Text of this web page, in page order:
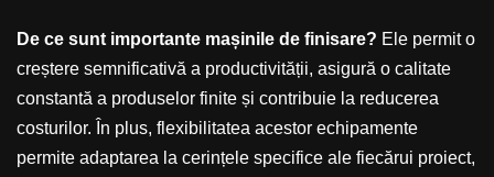
De ce sunt importante mașinile de finisare? Ele permit o
creștere semnificativă a productivității, asigură o calitate
constantă a produselor finite și contribuie la reducerea
costurilor. În plus, flexibilitatea acestor echipamente
permite adaptarea la cerințele specifice ale fiecărui proiect,